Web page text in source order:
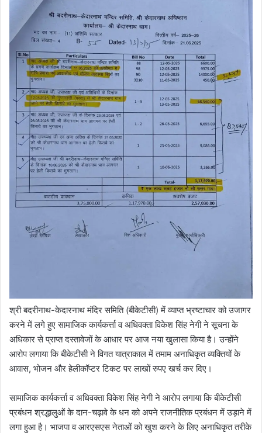
श्री बदरीनाथ-केदारनाथ मंदिर समिति (बीकेटीसी) में व्याप्त भ्रष्टाचार को उजागर
करने में लगे हुए सामाजिक कार्यकर्त्ता व अधिवक्ता विकेश सिंह नेगी ने सूचना के
अधिकार से प्राप्त दस्तावेजों के आधार पर आज नया खुलासा किया है। उन्होंने
आरोप लगाया कि बीकेटीसी ने विगत यात्राकाल में तमाम अनाधिकृत व्यक्तियों के
आवास, भोजन और हेलीकॉप्टर टिकट पर लाखों रुपए खर्च कर दिए।
सामाजिक कार्यकर्त्ता व अधिवक्ता विकेश सिंह नेगी ने आरोप लगाया कि बीकेटीसी
प्रबंधन श्रद्धालुओं के दान-चढ़ावे के धन को अपने राजनीतिक प्रबंधन में उड़ाने में
लगा हुआ है। भाजपा व आरएसएस नेताओं को खुश करने के लिए अनाधिकृत तरीके